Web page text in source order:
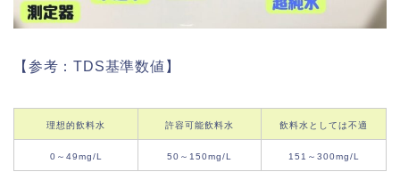
【参考：TDS基準数値】
理想的飲料水 許容可能飲料水 飲料水としては不適
0～49mg/L 50～150mg/L 151～300mg/L